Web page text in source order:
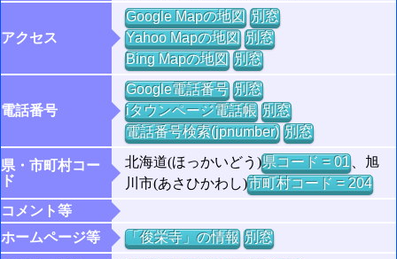
アクセス
Google Mapの地図 別窓
Yahoo Mapの地図 別窓
Bing Mapの地図 別窓
電話番号
Google電話番号 別窓
iタウンページ電話帳 別窓
電話番号検索(jpnumber) 別窓
県・市町村コー
ド
北海道(ほっかいどう)県コード = 01、旭
川市(あさひかわし)市町村コード = 204
コメント等
ホームページ等
「俊栄寺」の情報 別窓